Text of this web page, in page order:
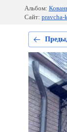
Альбом:
Сайт: pravcha-